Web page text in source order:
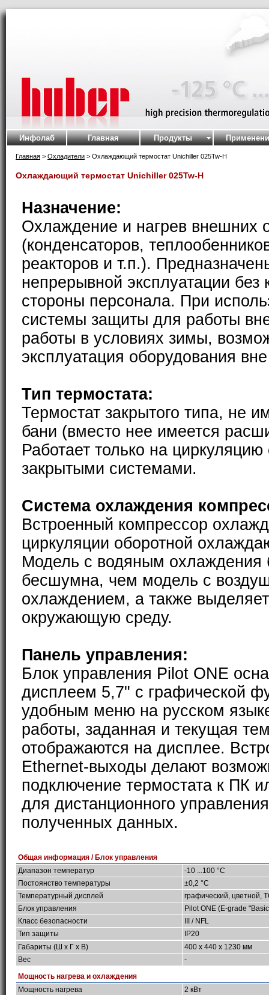
Инфолаб Главная Продукты
Главная > Охладители > Охлаждающий термостат Unichiller 025Tw-H
Охлаждающий термостат Unichiller 025Tw-H
Назначение:
Охлаждение и нагрев внешних
(конденсаторов,
реакторов и т.п.).
непрерывной эксплуатации без
стороны персонала. При
системы защиты для работы
работы в условиях зимы,
эксплуатация оборудования
Тип термостата:
Термостат закрытого типа, не
бани (вместо нее имеется
Работает только на
закрытыми системами.
Система охлаждения
Встроенный компрессор
циркуляции оборотной
Модель с водяным охлаждения
бесшумна, чем модель с
охлаждением, а также
окружающую среду.
Панель управления:
Блок управления Pilot ONE
дисплеем 5,7" с графической
удобным меню на русском
работы, заданная и текущая
отображаются на дисплее.
Ethernet-выходы делают
подключение термостата к ПК
для дистанционного
полученных данных.
Общая информация / Блок управления
Диапазон температур
-10 ...100 °C
Постоянство температуры
±0,2 °C
Температурный дисплей
графический, цветной,
Блок управления
Pilot ONE (E-grade
Класс безопасности
III / NFL
Тип защиты
IP20
Габариты (Ш х Г х В)
400 x 440 x 1230 мм
Вес
-
Мощность нагрева и охлаждения
Мощность нагрева
2 кВт